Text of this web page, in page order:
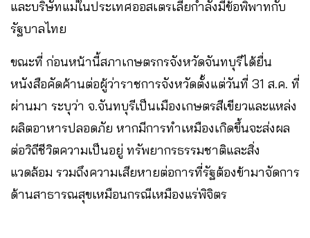
และบริษัทแม่ในประเทศออสเตรเลียกำลังมีข้อพิพาทกับ
รัฐบาลไทย
ขณะที่ ก่อนหน้านี้สภาเกษตรกรจังหวัดจันทบุรีได้ยื่น
หนังสือคัดค้านต่อผู้ว่าราชการจังหวัดตั้งแต่วันที่ 31 ส.ค. ที่
ผ่านมา ระบุว่า จ.จันทบุรีเป็นเมืองเกษตรสีเขียวและแหล่ง
ผลิตอาหารปลอดภัย หากมีการทำเหมืองเกิดขึ้นจะส่งผล
ต่อวิถีชีวิตความเป็นอยู่ ทรัพยากรธรรมชาติและสิ่ง
แวดล้อม รวมถึงความเสียหายต่อการที่รัฐต้องข้ามาจัดการ
ด้านสาธารณสุขเหมือนกรณีเหมืองแร่พิจิตร